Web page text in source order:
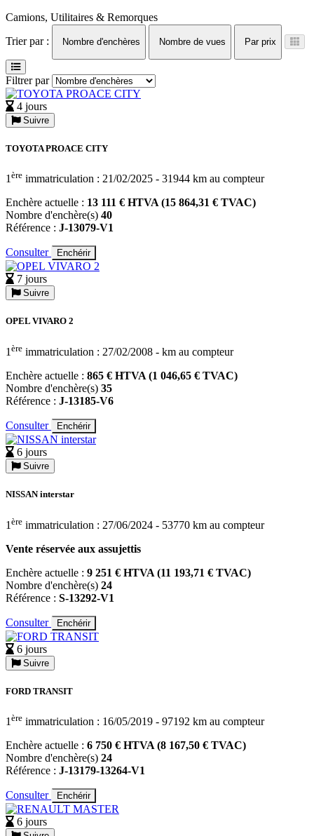
Camions, Utilitaires & Remorques
Trier par :
Nombre d'enchères Nombre de vues Par prix
Filtrer par
4 jours
Suivre
TOYOTA PROACE CITY
1 ère immatriculation : 21/02/2025 - 31944 km au compteur
Enchère actuelle : 13 111 € HTVA (15 864,31 € TVAC)
Nombre d'enchère(s) 40
Référence : J-13079-V1
Consulter Enchérir
7 jours
Suivre
OPEL VIVARO 2
1 ère immatriculation : 27/02/2008 - km au compteur
Enchère actuelle : 865 € HTVA (1 046,65 € TVAC)
Nombre d'enchère(s) 35
Référence : J-13185-V6
Consulter Enchérir
6 jours
Suivre
NISSAN interstar
1 ère immatriculation : 27/06/2024 - 53770 km au compteur
Vente réservée aux assujettis
Enchère actuelle : 9 251 € HTVA (11 193,71 € TVAC)
Nombre d'enchère(s) 24
Référence : S-13292-V1
Consulter Enchérir
6 jours
Suivre
FORD TRANSIT
1 ère immatriculation : 16/05/2019 - 97192 km au compteur
Enchère actuelle : 6 750 € HTVA (8 167,50 € TVAC)
Nombre d'enchère(s) 24
Référence : J-13179-13264-V1
Consulter Enchérir
6 jours